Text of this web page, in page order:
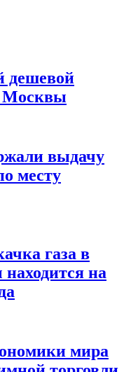
дешевой
Москвы
выдачу
месту
газа в
на
мира